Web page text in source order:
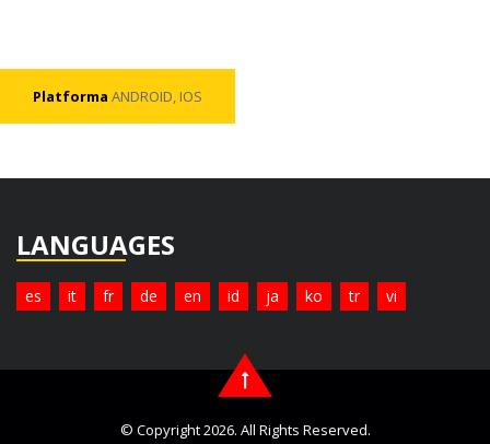
Platforma ANDROID, IOS
LANGUAGES
es it fr de en id ja ko tr vi
© Copyright 2026. All Rights Reserved.